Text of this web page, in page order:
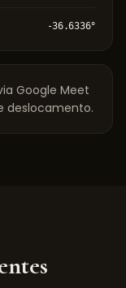
-36.6336°
Google Meet
deslocamento.